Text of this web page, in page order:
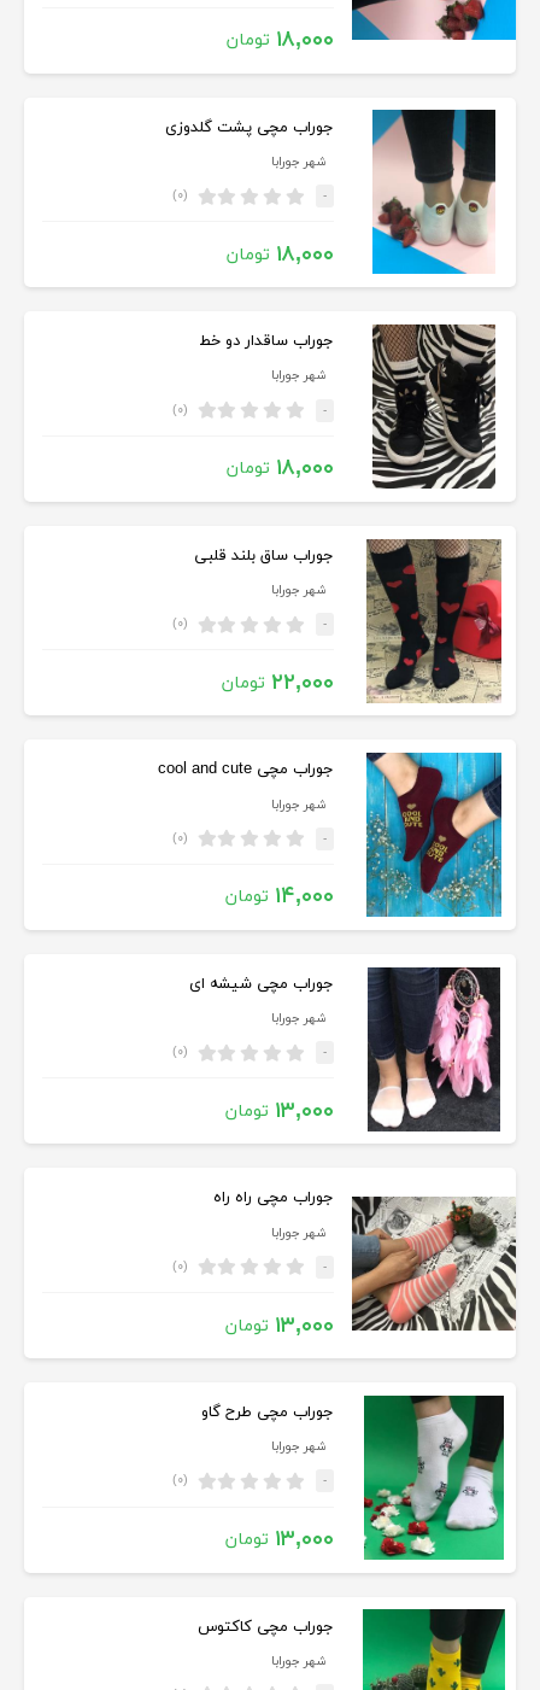
۱۸,۰۰۰ تومان
جوراب مچی پشت گلدوزی
شهر جورابا
- (۰)
۱۸,۰۰۰ تومان
جوراب ساقدار دو خط
شهر جورابا
- (۰)
۱۸,۰۰۰ تومان
جوراب ساق بلند قلبی
شهر جورابا
- (۰)
۲۲,۰۰۰ تومان
جوراب مچی cool and cute
شهر جورابا
- (۰)
۱۴,۰۰۰ تومان
جوراب مچی شیشه ای
شهر جورابا
- (۰)
۱۳,۰۰۰ تومان
جوراب مچی راه راه
شهر جورابا
- (۰)
۱۳,۰۰۰ تومان
جوراب مچی طرح گاو
شهر جورابا
- (۰)
۱۳,۰۰۰ تومان
جوراب مچی کاکتوس
شهر جورابا